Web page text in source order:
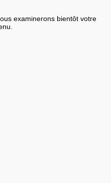
examinerons bientôt votre